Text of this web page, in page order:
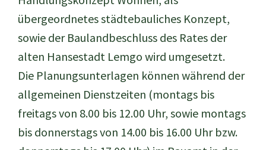
übergeordnetes städtebauliches Konzept,
sowie der Baulandbeschluss des Rates der
alten Hansestadt Lemgo wird umgesetzt.
Die Planungsunterlagen können während der
allgemeinen Dienstzeiten (montags bis
freitags von 8.00 bis 12.00 Uhr, sowie montags
bis donnerstags von 14.00 bis 16.00 Uhr bzw.